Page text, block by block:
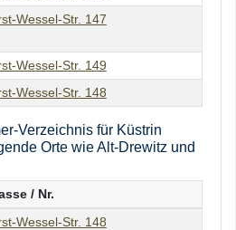
Wessel-Str. 147
Wessel-Str. 149
Wessel-Str. 148
Verzeichnis für Küstrin
Orte wie Alt-Drewitz und
/ Nr.
Wessel-Str. 148